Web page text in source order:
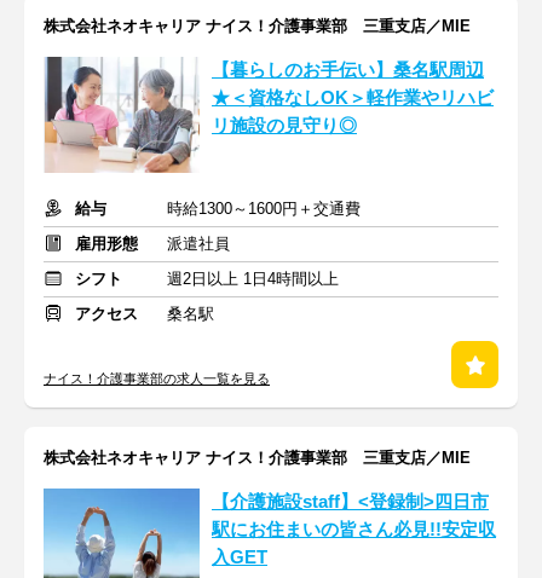
株式会社ネオキャリア ナイス！介護事業部 三重支店／MIE
【暮らしのお手伝い】桑名駅周辺
★＜資格なしOK＞軽作業やリハビ
リ施設の見守り◎
給与
時給1300～1600円＋交通費
雇用形態
派遣社員
シフト
週2日以上 1日4時間以上
アクセス
桑名駅
ナイス！介護事業部の求人一覧を見る
株式会社ネオキャリア ナイス！介護事業部 三重支店／MIE
【介護施設staff】<登録制>四日市
駅にお住まいの皆さん必見!!安定収
入GET